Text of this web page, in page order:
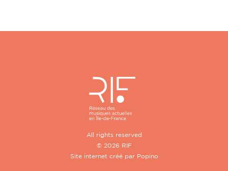
All rights reserved
© 2026 RIF
Site internet créé par Popino